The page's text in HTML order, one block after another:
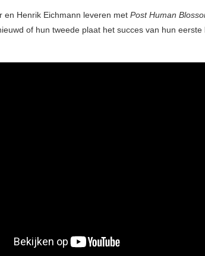
en Henrik Eichmann leveren met Post Human
of hun tweede plaat het succes van hun